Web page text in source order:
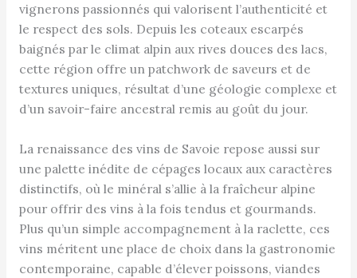
vignerons passionnés qui valorisent l’authenticité et
le respect des sols. Depuis les coteaux escarpés
baignés par le climat alpin aux rives douces des lacs,
cette région offre un patchwork de saveurs et de
textures uniques, résultat d’une géologie complexe et
d’un savoir-faire ancestral remis au goût du jour.
La renaissance des vins de Savoie repose aussi sur
une palette inédite de cépages locaux aux caractères
distinctifs, où le minéral s’allie à la fraîcheur alpine
pour offrir des vins à la fois tendus et gourmands.
Plus qu’un simple accompagnement à la raclette, ces
vins méritent une place de choix dans la gastronomie
contemporaine, capable d’élever poissons, viandes